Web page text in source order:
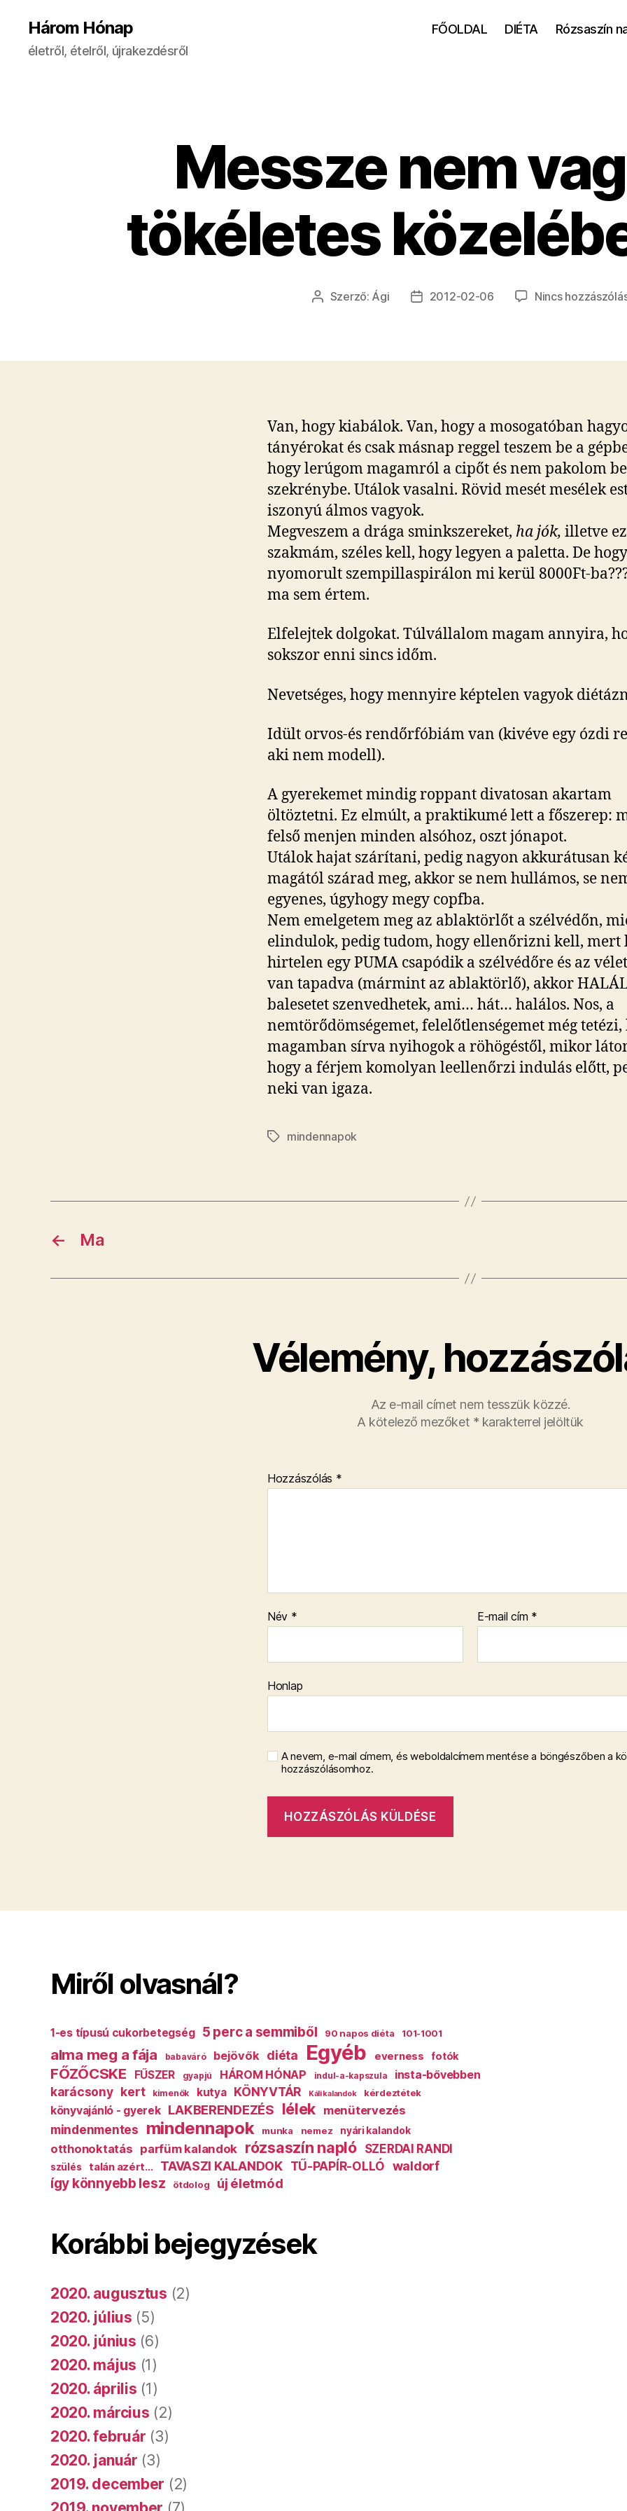
Három Hónap
életről, ételről, újrakezdésről
FŐOLDAL DIÉTA Rózsaszín
Messze nem
tökéletes
Bejegyzés
Szerző: Ági
Bejegyzés
2012-02-06 Nincs
Van, hogy kiabálok. Van, hogy a mosogatóban
tányérokat és csak másnap reggel teszem be a
hogy lerúgom magamról a cipőt és nem pakolom
szekrénybe. Utálok vasalni. Rövid mesét mesélek
iszonyú álmos vagyok.
Megveszem a drága sminkszereket, ha jók, illetve
szakmám, széles kell, hogy legyen a paletta. De
nyomorult szempillaspirálon mi kerül 8000Ft-
ma sem értem.
Elfelejtek dolgokat. Túlvállalom magam annyira,
sokszor enni sincs időm.
Nevetséges, hogy mennyire képtelen vagyok
Idült orvos-és rendőrfóbiám van (kivéve egy ózdi
aki nem modell).
A gyerekemet mindig roppant divatosan akartam
öltöztetni. Ez elmúlt, a praktikumé lett a főszerep:
felső menjen minden alsóhoz, oszt jónapot.
Utálok hajat szárítani, pedig nagyon akkurátusan
magától szárad meg, akkor se nem hullámos, se
egyenes, úgyhogy megy copfba.
Nem emelgetem meg az ablaktörlőt a szélvédőn,
elindulok, pedig tudom, hogy ellenőrizni kell, mert
hirtelen egy PUMA csapódik a szélvédőre és az
van tapadva (mármint az ablaktörlő), akkor
balesetet szenvedhetek, ami… hát… halálos. Nos, a
nemtörődömségemet, felelőtlenségemet még tetézi,
magamban sírva nyihogok a röhögéstől, mikor
hogy a férjem komolyan leellenőrzi indulás előtt,
neki van igaza.
Címkékmindennapok
← Ma
Vélemény,
Az e-mail címet nem tesszük közzé.
A kötelező mezőket * karakterrel jelöltük
Hozzászólás *
Név * E-mail cím *
Honlap
A nevem, e-mail címem, és weboldalcímem mentése a böngészőben a
hozzászólásomhoz.
Miről olvasnál?
1-es típusú cukorbetegség 5 perc a semmiből 90 napos diéta 101-1001
alma meg a fája babaváró bejövők diéta Egyéb everness fotók
FŐZŐCSKE FŰSZER gyapjú HÁROM HÓNAP indul-a-kapszula insta-bővebben
karácsony kert kimenők kutya KÖNYVTÁR Káli kalandok kérdeztétek
könyvajánló - gyerek LAKBERENDEZÉS lélek menütervezés
mindenmentes mindennapok munka nemez nyári kalandok
otthonoktatás parfüm kalandok rózsaszín napló SZERDAI RANDI
szülés talán azért... TAVASZI KALANDOK TŰ-PAPÍR-OLLÓ waldorf
így könnyebb lesz ötdolog új életmód
Korábbi bejegyzések
2020. augusztus (2)
2020. július (5)
2020. június (6)
2020. május (1)
2020. április (1)
2020. március (2)
2020. február (3)
2020. január (3)
2019. december (2)